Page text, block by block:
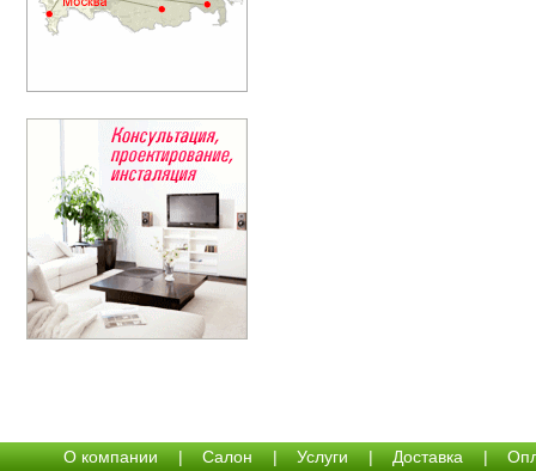
О компании | Салон | Услуги | Доставка |